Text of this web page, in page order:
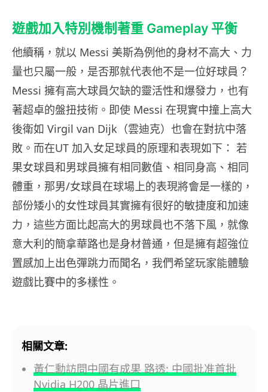
遊戲加入特別機制著重 Gameplay 平衡
他續稱，就以 Messi 美斯為例他的身材不高大、力
量也只屬一般，是否那就代表他不是一位好球員？
Messi 擁有高大球員欠缺的靈活性和爆發力，也有
著超卓的盤扭技術。即使 Messi 在現實中撞上高大
後衛如 Virgil van Dijk（雲迪克）也會在對抗中落
敗。而在UT 加入女足球員的原理和表現如下： 若
果女球員和男球員擁有相同數值、相同身高、相同
體重，那男/女球員在球場上的表現將會是一樣的，
部份矮小的女性球員其實擁有很好的敏捷度和加速
力，這些方面比起高大的男球員也不落下風，就像
意大利的簡拿華路也是身材普通，但是擁有超強位
置感加上出色彈跳力而聞名，我們希望玩家能體驗
遊戲比賽中的多樣性。
相關文章:
黃仁勳訪問中國有成果 路透: 中國批准首批
Nvidia H200 晶片進口